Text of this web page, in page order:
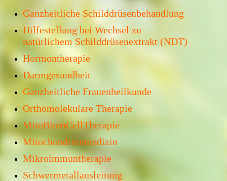
Ganzheitliche Schilddrüsenbehandlung
Hilfestellung bei Wechsel zu
natürlichem Schilddrüsenextrakt (NDT)
Hormontherapie
Darmgesundheit
Ganzheitliche Frauenheilkunde
Orthomolekulare Therapie
MitoBiomCellTherapie
Mitochondrienmedizin
Mikroimmuntherapie
Schwermetallausleitung